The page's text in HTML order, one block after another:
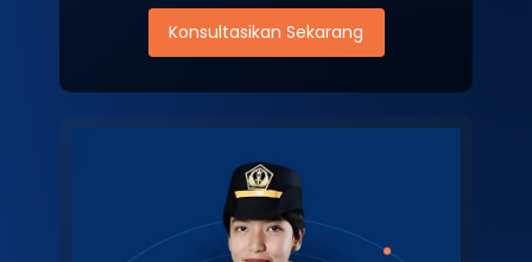
Konsultasikan Sekarang